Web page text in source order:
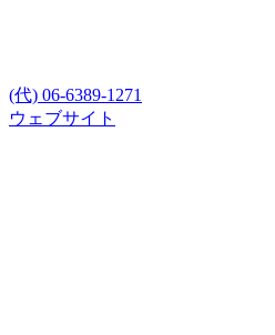
(代) 06-6389-1271
ウェブサイト